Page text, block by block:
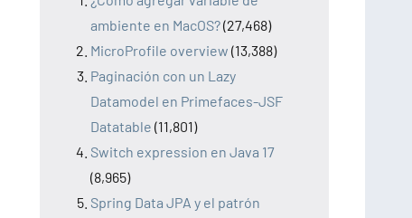
ambiente en MacOS?(27,468)
MicroProfile overview (13,388)
Paginación con un Lazy
Datamodel en Primefaces-JSF
Datatable (11,801)
Switch expression en Java 17
(8,965)
Spring Data JPA y el patrón